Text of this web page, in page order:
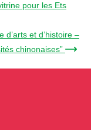
pour les Ets
et d’histoire –
chinonaises” →